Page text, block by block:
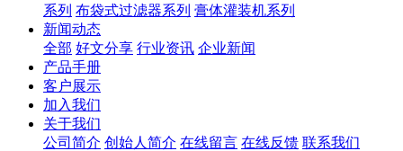
系列 布袋式过滤器系列 膏体灌装机系列
新闻动态
全部 好文分享 行业资讯 企业新闻
产品手册
客户展示
加入我们
关于我们
公司简介 创始人简介 在线留言 在线反馈 联系我们